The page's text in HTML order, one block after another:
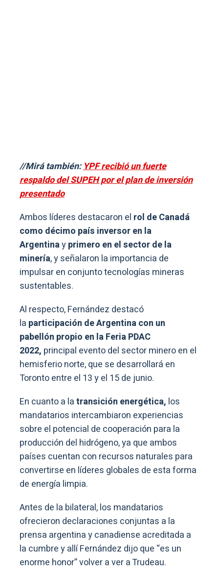
//Mirá también:YPF recibió un fuerte
respaldo del SUPEH por el plan de inversión
presentado
Ambos líderes destacaron el rol de Canadá
como décimo país inversor en la
Argentinayprimero en el sector de la
minería, y señalaron la importancia de
impulsar en conjunto tecnologías mineras
sustentables.
Al respecto, Fernández destacó
la participación de Argentina con un
pabellón propio en la Feria PDAC
2022, principal evento del sector minero en el
hemisferio norte, que se desarrollará en
Toronto entre el 13 y el 15 de junio.
En cuanto a latransición energética, los
mandatarios intercambiaron experiencias
sobre el potencial de cooperación para la
producción del hidrógeno, ya que ambos
países cuentan con recursos naturales para
convertirse en líderes globales de esta forma
de energía limpia.
Antes de la bilateral, los mandatarios
ofrecieron declaraciones conjuntas a la
prensa argentina y canadiense acreditada a
la cumbre y allí Fernández dijo que “es un
enorme honor” volver a ver a Trudeau.